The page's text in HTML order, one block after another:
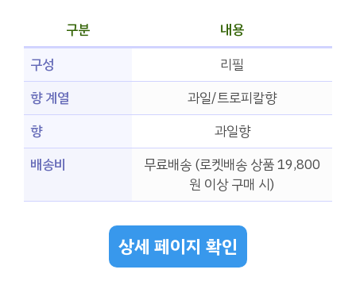
구분
내용
구성
리필
향 계열
과일/트로피칼향
향
과일향
배송비
무료배송 (로켓배송 상품 19,800
원 이상 구매 시)
상세 페이지 확인